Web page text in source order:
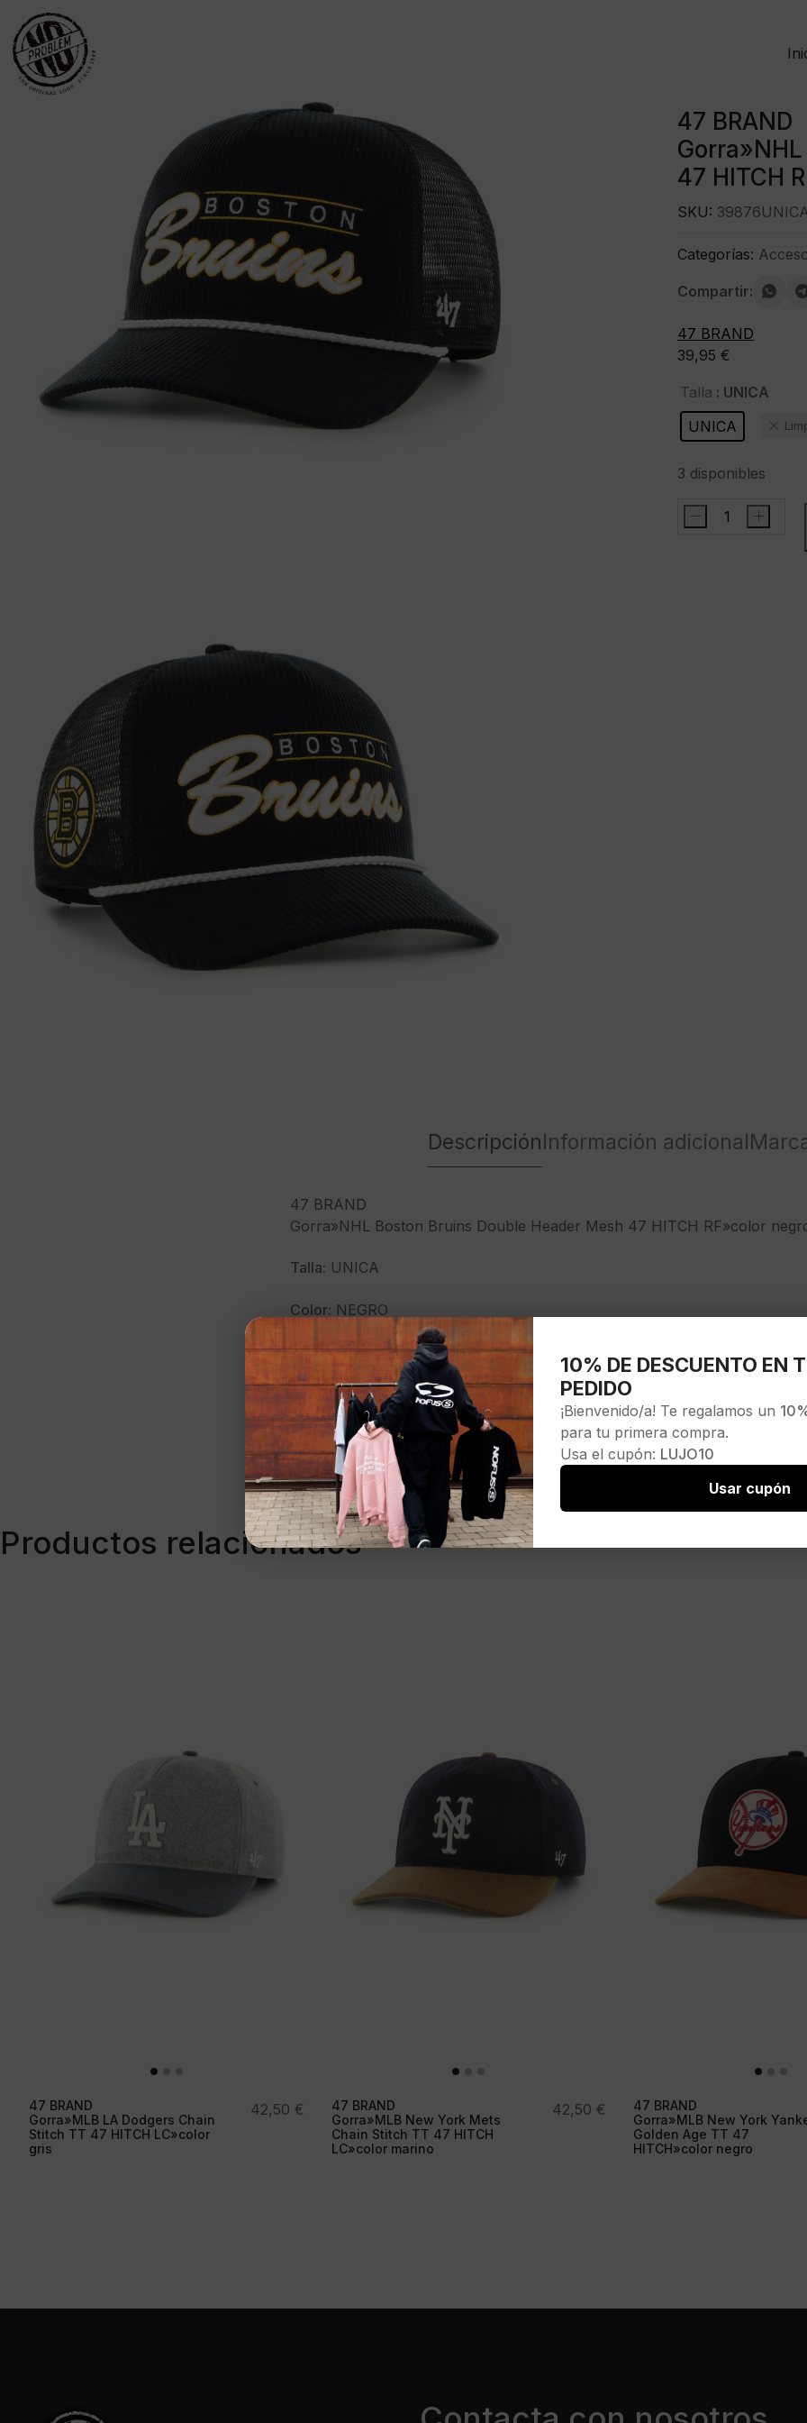
47 BRAND
47 HITCH
39,95 €
Talla : UNICA
UNICA
3 disponibles
47
- +
SKU:
Categorías:
Compartir:
47 BRAND
DescripciónInformación adicional
47 BRAND
Gorra»NHL Boston Bruins Double Header Mesh 47 HITCH RF»color
Talla: UNICA
Color: NEGRO
Marca:47 BRAND
Modelo:H-DHTRM01EWP-BK
Temporada:OI-25
Clave:39876
Productos relacionados
47 BRAND
Gorra»MLB LA Dodgers Chain
Stitch TT 47 HITCH LC»color
gris
42,50 €
47 BRAND
Gorra»MLB New York Mets
Chain Stitch TT 47 HITCH
LC»color marino
42,50 €
47 BRAND
Gorra»MLB New York
Golden Age TT 47
HITCH»color negro
10% DE DESCUENTO EN
PEDIDO
¡Bienvenido/a! Te regalamos un
para tu primera compra.
Usa el cupón: LUJO10
Usar cupón